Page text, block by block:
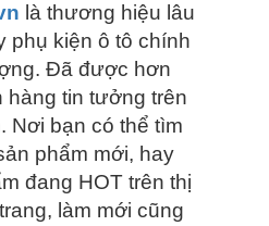
là thương hiệu lâu
phụ kiện ô tô chính
Đã được hơn
hàng tin tưởng trên
Nơi bạn có thể tìm
phẩm mới, hay
đang HOT trên thị
làm mới cũng